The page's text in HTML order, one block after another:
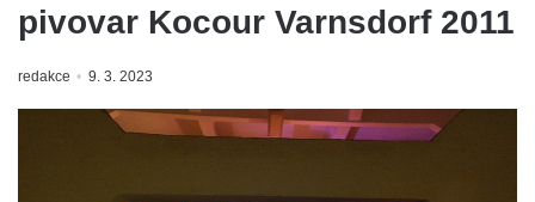
pivovar Kocour Varnsdorf 2011
redakce 9. 3. 2023